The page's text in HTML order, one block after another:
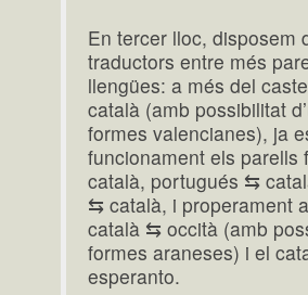
En tercer lloc, disposem
traductors entre més
llengües: a més del
català (amb possibilitat
formes valencianes), ja
funcionament els parells
català, portugués ⇆
⇆ català, i properament
català ⇆ occità (amb
formes araneses) i el
esperanto.